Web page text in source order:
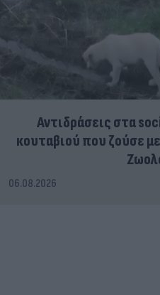
Αντιδράσεις στα
κουταβιού που ζούσε
06.08.2026